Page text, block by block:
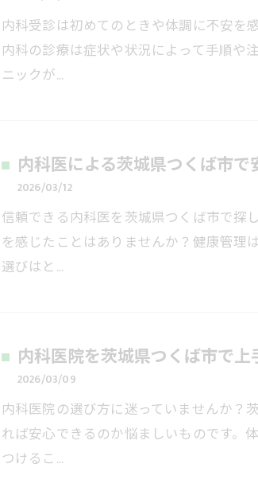
内科受診は初めてのときや体調に不安を
内科の診療は症状や状況によって手順や
ニックが…
内科医による茨城県つくば市
2026/03/12
信頼できる内科医を茨城県つくば市で探
を感じたことはありませんか？健康管理
選びはと…
内科医院を茨城県つくば市で
2026/03/09
内科医院の選び方に迷っていませんか？
れば安心できるのか悩ましいものです。
つけるこ…